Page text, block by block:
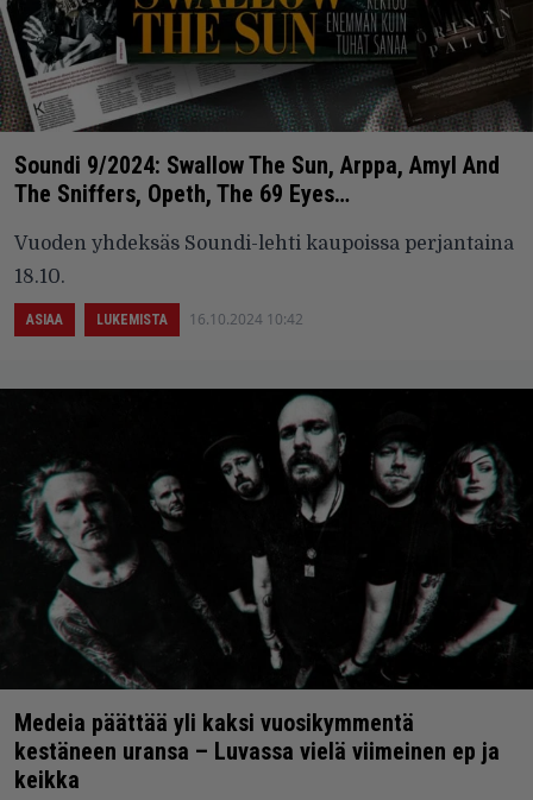
Soundi 9/2024: Swallow The Sun, Arppa, Amyl And
The Sniffers, Opeth, The 69 Eyes…
Vuoden yhdeksäs Soundi-lehti kaupoissa perjantaina
18.10.
ASIAA LUKEMISTA 16.10.2024 10:42
Medeia päättää yli kaksi vuosikymmentä
kestäneen uransa – Luvassa vielä viimeinen ep ja
keikka